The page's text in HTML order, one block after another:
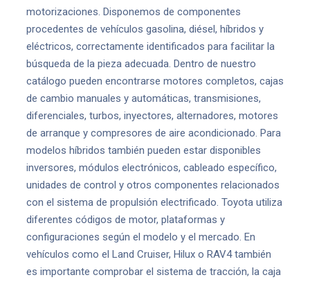
motorizaciones. Disponemos de componentes
procedentes de vehículos gasolina, diésel, híbridos y
eléctricos, correctamente identificados para facilitar la
búsqueda de la pieza adecuada. Dentro de nuestro
catálogo pueden encontrarse motores completos, cajas
de cambio manuales y automáticas, transmisiones,
diferenciales, turbos, inyectores, alternadores, motores
de arranque y compresores de aire acondicionado. Para
modelos híbridos también pueden estar disponibles
inversores, módulos electrónicos, cableado específico,
unidades de control y otros componentes relacionados
con el sistema de propulsión electrificado. Toyota utiliza
diferentes códigos de motor, plataformas y
configuraciones según el modelo y el mercado. En
vehículos como el Land Cruiser, Hilux o RAV4 también
es importante comprobar el sistema de tracción, la caja